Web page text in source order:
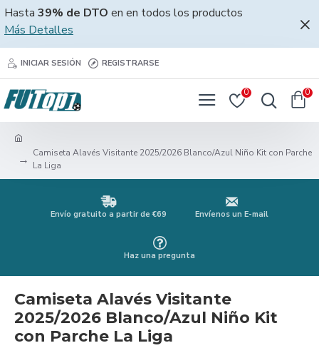
Hasta 39% de DTO en en todos los productos
Más Detalles
INICIAR SESIÓN REGISTRARSE
0 0
Camiseta Alavés Visitante 2025/2026 Blanco/Azul Niño Kit con Parche
La Liga
Envío gratuito a partir de €69 Envíenos un E-mail
Haz una pregunta
Camiseta Alavés Visitante
2025/2026 Blanco/Azul Niño Kit
con Parche La Liga